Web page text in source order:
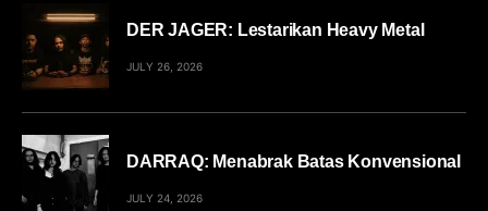
DER JAGER: Lestarikan Heavy Metal
JULY 26, 2026
DARRAQ: Menabrak Batas Konvensional
JULY 24, 2026